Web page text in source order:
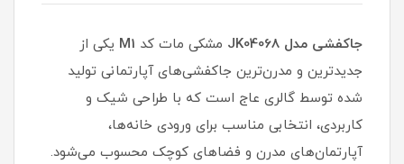
جاکفشی مدل JK04068 مشکی مات کد M1 یکی از
جدیدترین و مدرن‌ترین جاکفشی‌های آپارتمانی تولید
شده توسط گالری عاج است که با طراحی شیک و
کاربردی، انتخابی مناسب برای ورودی خانه‌ها،
آپارتمان‌های مدرن و فضاهای کوچک محسوب می‌شود.